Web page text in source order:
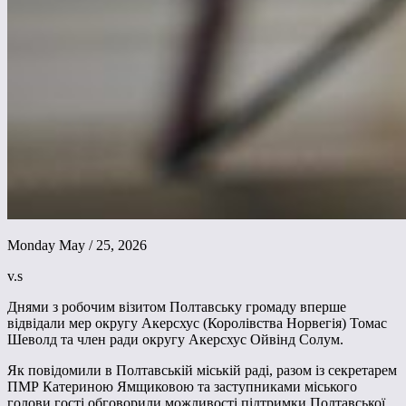
Monday May / 25, 2026
v.s
Днями з робочим візитом Полтавську громаду вперше
відвідали мер округу Акерсхус (Королівства Норвегія) Томас
Шеволд та член ради округу Акерсхус Ойвінд Солум.
Як повідомили в Полтавській міській раді, разом із секретарем
ПМР Катериною Ямщиковою та заступниками міського